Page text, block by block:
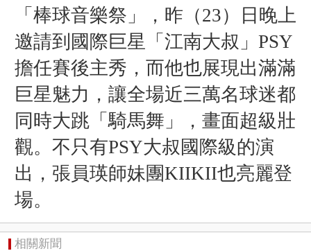
「棒球音樂祭」，昨（23）日晚上
邀請到國際巨星「江南大叔」PSY
擔任賽後主秀，而他也展現出滿滿
巨星魅力，讓全場近三萬名球迷都
同時大跳「騎馬舞」，畫面超級壯
觀。不只有PSY大叔國際級的演
出，張員瑛師妹團KIIKII也亮麗登
場。
相關新聞